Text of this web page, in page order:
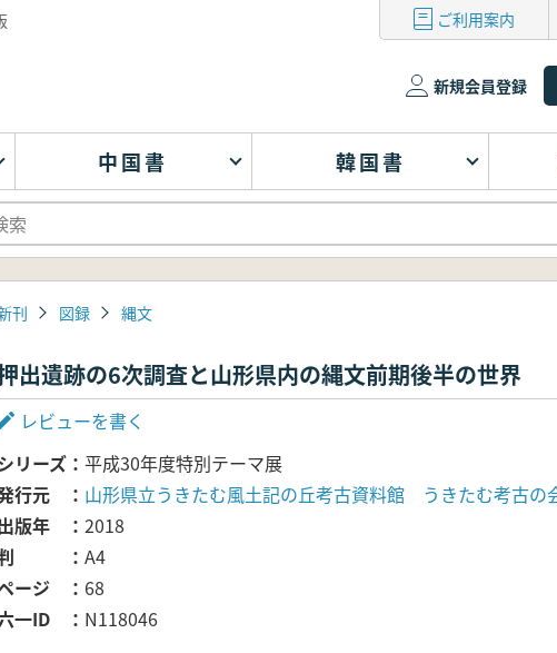
ご利用案内
新規会員登録
中国書 韓国書
刊 図録 縄文
出遺跡の6次調査と山形県内の縄文前期後半の世界
レビューを書く
リーズ
平成30年度特別テーマ展
行元
山形県立うきたむ風土記の丘考古資料館 うきたむ考古の
版年
2018
A4
ージ
68
一ID
N118046